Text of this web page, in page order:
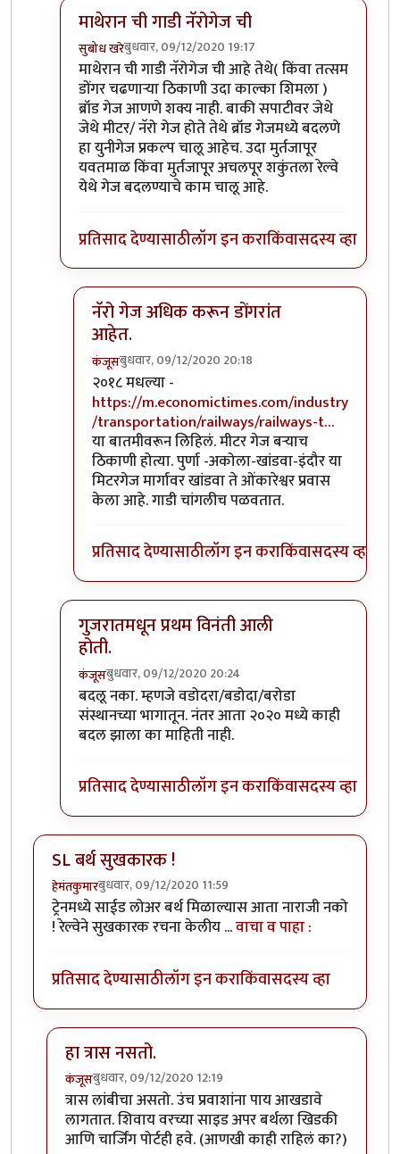
माथेरान ची गाडी नॅरोगेज ची
सुबोध खरेबुधवार, 09/12/2020 19:17
In reply toमाथेरानची आहेच.byकंजूस
माथेरान ची गाडी नॅरोगेज ची आहे तेथे( किंवा तत्सम
डोंगर चढणाऱ्या ठिकाणी उदा काल्का शिमला )
ब्रॉड गेज आणणे शक्य नाही. बाकी सपाटीवर जेथे
जेथे मीटर/ नॅरो गेज होते तेथे ब्रॉड गेजमध्ये बदलणे
हा युनीगेज प्रकल्प चालू आहेच. उदा मुर्तजापूर
यवतमाळ किंवा मुर्तजापूर अचलपूर शकुंतला रेल्वे
येथे गेज बदलण्याचे काम चालू आहे.
प्रतिसाद देण्यासाठीलॉग इन कराकिंवासदस्य व्हा
नॅरो गेज अधिक करून डोंगरांत
आहेत.
कंजूसबुधवार, 09/12/2020 20:18
In reply toमाथेरान ची गाडी नॅरोगेज ची
२०१८ मधल्या -
https://m.economictimes.com/industry
/transportation/railways/railways-t…
या बातमीवरून लिहिलं. मीटर गेज बऱ्याच
ठिकाणी होत्या. पुर्णा -अकोला-खांडवा-इंदौर या
मिटरगेज मार्गावर खांडवा ते ओंकारेश्वर प्रवास
केला आहे. गाडी चांगलीच पळवतात.
प्रतिसाद देण्यासाठीलॉग इन कराकिंवासदस्य व्हा
गुजरातमधून प्रथम विनंती आली
होती.
कंजूसबुधवार, 09/12/2020 20:24
In reply toमाथेरानची आहेच.byकंजूस
बदलू नका. म्हणजे वडोदरा/बडोदा/बरोडा
संस्थानच्या भागातून. नंतर आता २०२० मध्ये काही
बदल झाला का माहिती नाही.
प्रतिसाद देण्यासाठीलॉग इन कराकिंवासदस्य व्हा
SL बर्थ सुखकारक !
हेमंतकुमारबुधवार, 09/12/2020 11:59
ट्रेनमध्ये साईड लोअर बर्थ मिळाल्यास आता नाराजी नको
! रेल्वेने सुखकारक रचना केलीय ...वाचा व पाहा :
प्रतिसाद देण्यासाठीलॉग इन कराकिंवासदस्य व्हा
हा त्रास नसतो.
कंजूसबुधवार, 09/12/2020 12:19
In reply toSL बर्थ सुखकारक !byहेमंतकुमार
त्रास लांबीचा असतो. उंच प्रवाशांना पाय आखडावे
लागतात. शिवाय वरच्या साइड अपर बर्थला खिडकी
आणि चार्जिंग पोर्टही हवे. (आणखी काही राहिलं का?)